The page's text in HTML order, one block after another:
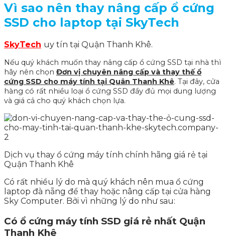
Vì sao nên thay nâng cấp ổ cứng
SSD cho laptop tại SkyTech
SkyTech uy tín tại Quận Thanh Khê.
Nếu quý khách muốn thay nâng cấp ổ cứng SSD tại nhà thì
hãy nên chọn Đơn vị chuyên nâng cấp và thay thế ổ
cứng SSD cho máy tính tại Quân Thanh Khê. Tại đây, cửa
hàng có rất nhiều loại ổ cứng SSD đầy đủ mọi dung lượng
và giá cả cho quý khách chọn lựa.
Dịch vụ thay ổ cứng máy tính chính hãng giá rẻ tại
Quận Thanh Khê
Có rất nhiều lý do mà quý khách nên mua ổ cứng
laptop đà nẵng để thay hoặc nâng cấp tại cửa hàng
Sky Computer. Bởi vì những lý do như sau:
Có ổ cứng máy tính SSD giá rẻ nhất Quận
Thanh Khê